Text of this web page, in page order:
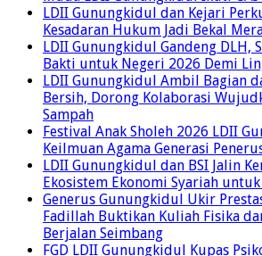
LDII Gunungkidul dan Kejari
Kesadaran Hukum Jadi Bekal
LDII Gunungkidul Gandeng DLH,
Bakti untuk Negeri 2026 Demi
LDII Gunungkidul Ambil Bagian
Bersih, Dorong Kolaborasi
Sampah
Festival Anak Sholeh 2026 LDII
Keilmuan Agama Generasi
LDII Gunungkidul dan BSI Jalin
Ekosistem Ekonomi Syariah
Generus Gunungkidul Ukir
Fadillah Buktikan Kuliah Fisika
Berjalan Seimbang
FGD LDII Gunungkidul Kupas